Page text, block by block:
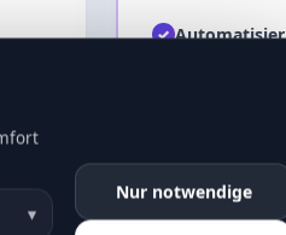
✓
Mehr
Für
Nur notwendige